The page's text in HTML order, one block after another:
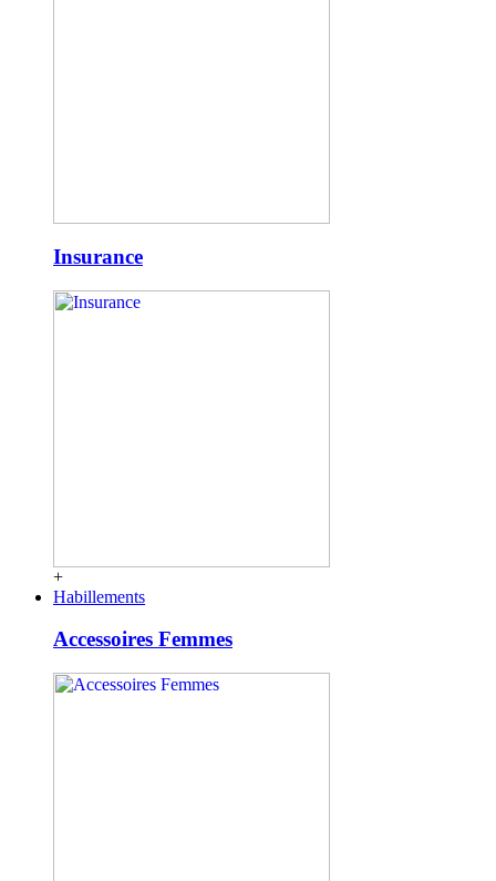
Insurance
+
Habillements
Accessoires Femmes